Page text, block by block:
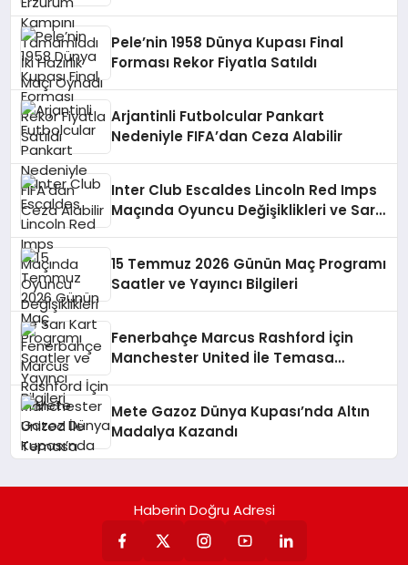
Pele’nin 1958 Dünya Kupası Final
Forması Rekor Fiyatla Satıldı
Arjantinli Futbolcular Pankart
Nedeniyle FIFA’dan Ceza Alabilir
Inter Club Escaldes Lincoln Red Imps
Maçında Oyuncu Değişiklikleri ve Sarı
15 Temmuz 2026 Günün Maç Programı
Saatler ve Yayıncı Bilgileri
Fenerbahçe Marcus Rashford İçin
Manchester United İle Temasa
Mete Gazoz Dünya Kupası’nda Altın
Madalya Kazandı
Haberin Doğru Adresi